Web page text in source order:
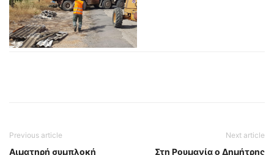
Previous article
Αιματηρή συμπλοκή
Next article
Στη Ρουμανία ο Δημήτρης